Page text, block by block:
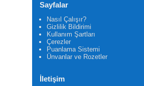
Sayfalar
Nasıl Çalışır?
Gizlilik Bildirimi
Kullanım Şartları
Çerezler
Puanlama Sistemi
Ünvanlar ve Rozetler
İletişim